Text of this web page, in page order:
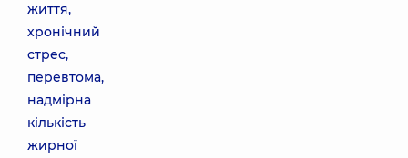
життя,
хронічний
стрес,
перевтома,
надмірна
кількість
жирної